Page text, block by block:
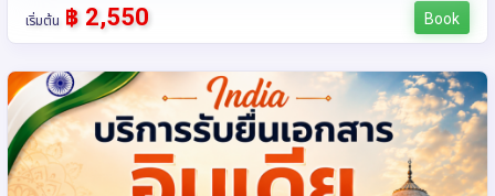
เริ่มต้น ฿ 2,550 Book